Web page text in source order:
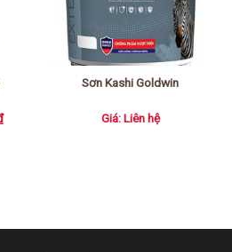
Giá
hiện
Sơn Kashi Goldwin
Giá: Liên hệ